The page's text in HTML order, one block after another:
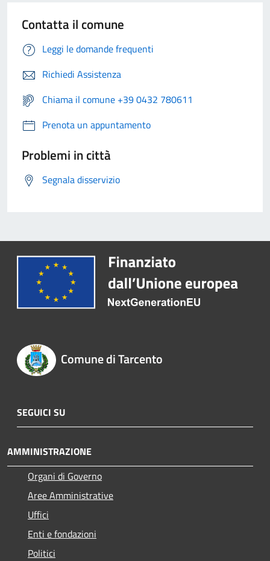
Contatta il comune
Leggi le domande frequenti
Richiedi Assistenza
Chiama il comune +39 0432 780611
Prenota un appuntamento
Problemi in città
Segnala disservizio
Comune di Tarcento
SEGUICI SU
AMMINISTRAZIONE
Organi di Governo
Aree Amministrative
Uffici
Enti e fondazioni
Politici